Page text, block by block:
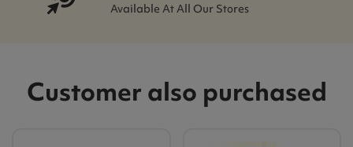
Available At All Our Stores
Customer also purchased